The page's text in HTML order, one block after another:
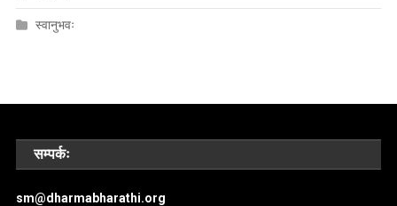
स्वानुभवः
सम्पर्कः
sm@dharmabharathi.org